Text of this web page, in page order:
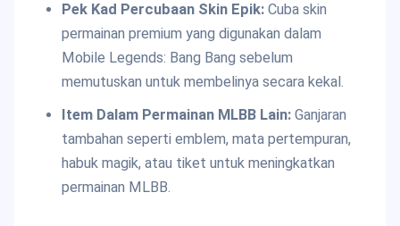
Pek Kad Percubaan Skin Epik:Cuba skin
permainan premium yang digunakan dalam
Mobile Legends: Bang Bang sebelum
memutuskan untuk membelinya secara kekal.
Item Dalam Permainan MLBB Lain:Ganjaran
tambahan seperti emblem, mata pertempuran,
habuk magik, atau tiket untuk meningkatkan
permainan MLBB.